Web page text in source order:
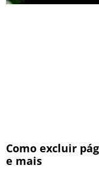
Como excluir
e mais